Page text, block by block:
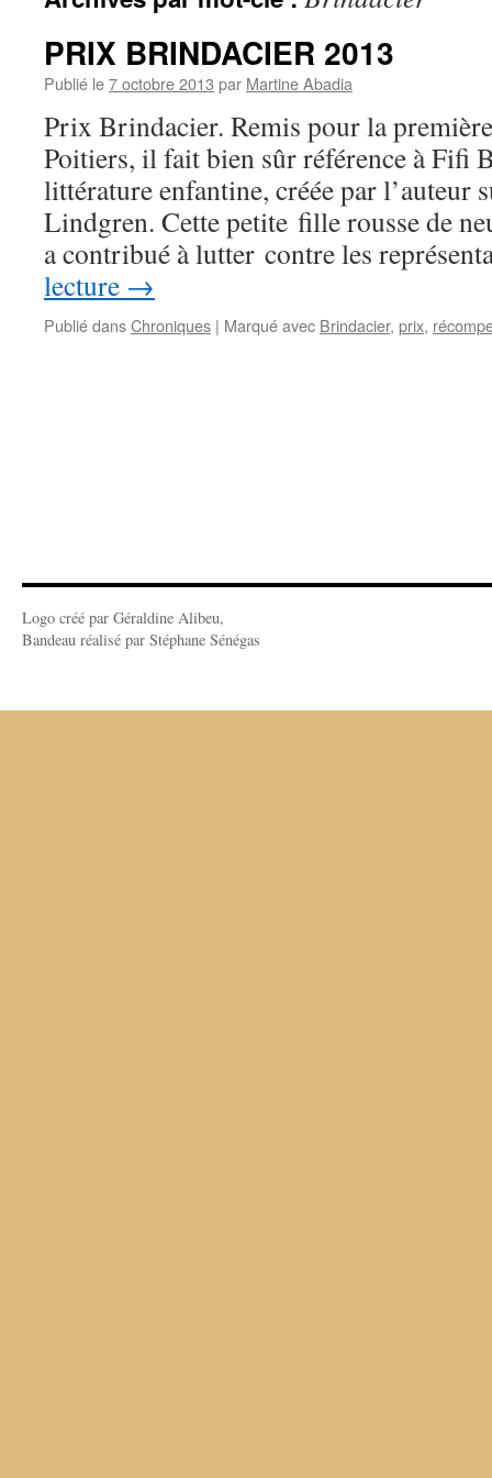
PRIX BRINDACIER 2013
Publié le7 octobre 2013 par Martine Abadia
Prix Brindacier. Remis pour la
Poitiers, il fait bien sûr référence à Fifi
littérature enfantine, créée par l’auteur
Lindgren. Cette petite fille rousse de
a contribué à lutter contre les
lecture →
Publié dansChroniques | Marqué avec Brindacier, prix,
Logo créé par Géraldine Alibeu,
Bandeau réalisé par Stéphane Sénégas